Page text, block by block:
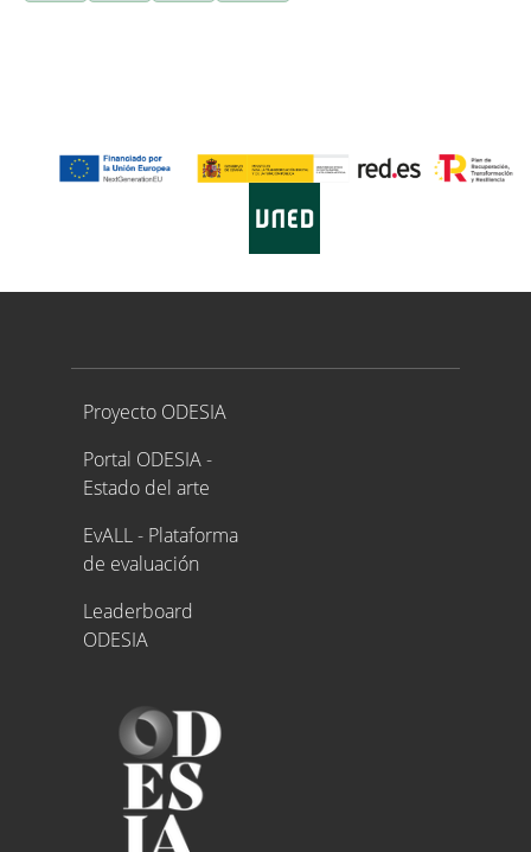
Proyecto ODESIA
Proyecto ODESIA
Portal ODESIA -
Estado del arte
EvALL - Plataforma
de evaluación
Leaderboard
ODESIA